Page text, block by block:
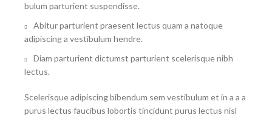
bulum parturient suspendisse.
Abitur parturient praesent lectus quam a natoque
adipiscing a vestibulum hendre.
Diam parturient dictumst parturient scelerisque nibh
lectus.
Scelerisque adipiscing bibendum sem vestibulum et in a a a
purus lectus faucibus lobortis tincidunt purus lectus nisl